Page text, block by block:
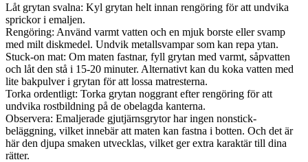
Låt grytan svalna: Kyl grytan helt innan rengöring för att undvika
sprickor i emaljen.
Rengöring: Använd varmt vatten och en mjuk borste eller svamp
med milt diskmedel. Undvik metallsvampar som kan repa ytan.
Stuck-on mat: Om maten fastnar, fyll grytan med varmt, såpvatten
och låt den stå i 15-20 minuter. Alternativt kan du koka vatten med
lite bakpulver i grytan för att lossa matresterna.
Torka ordentligt: Torka grytan noggrant efter rengöring för att
undvika rostbildning på de obelagda kanterna.
Observera: Emaljerade gjutjärnsgrytor har ingen nonstick-
beläggning, vilket innebär att maten kan fastna i botten. Och det är
här den djupa smaken utvecklas, vilket ger extra karaktär till dina
rätter.